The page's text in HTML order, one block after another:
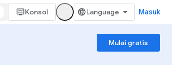
Konsol Masuk
Mulai gratis